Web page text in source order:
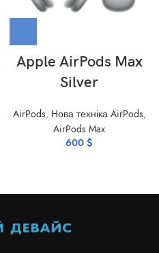
Apple AirPods Max
Silver
AirPods, Нова техніка AirPods,
AirPods Max
600 $